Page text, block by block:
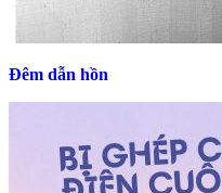
Đêm dẫn hồn